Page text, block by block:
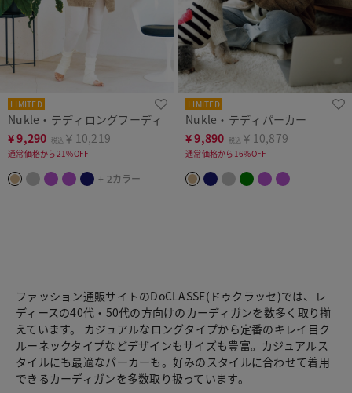
LIMITED
Nukle・テディロングフーディ
¥9,290 税込 ￥10,219
通常価格から21%OFF
+ 2カラー
LIMITED
Nukle・テディパーカー
¥9,890 税込 ￥10,879
通常価格から16%OFF
ファッション通販サイトのDoCLASSE(ドゥクラッセ)では、レ
ディースの40代・50代の方向けのカーディガンを数多く取り揃
えています。 カジュアルなロングタイプから定番のキレイ目ク
ルーネックタイプなどデザインもサイズも豊富。カジュアルス
タイルにも最適なパーカーも。好みのスタイルに合わせて着用
できるカーディガンを多数取り扱っています。